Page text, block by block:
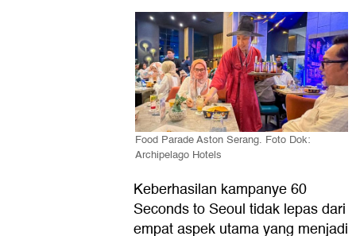
Food Parade Aston Serang. Foto Dok:
Archipelago Hotels
Keberhasilan kampanye 60
Seconds to Seoul tidak lepas dari
empat aspek utama yang menjadi